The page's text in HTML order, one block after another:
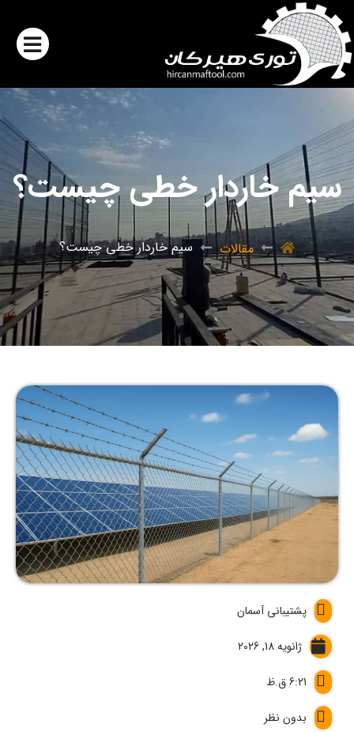
سیم خاردار خطی چیست؟
مقالات سیم خاردار خطی چیست؟
پشتیبانی آسمان
ژانویه 18, 2026
6:21 ق.ظ
بدون نظر